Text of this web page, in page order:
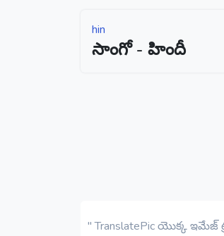
hin
సాంగో - హిందీ
" TranslatePic యొక్క